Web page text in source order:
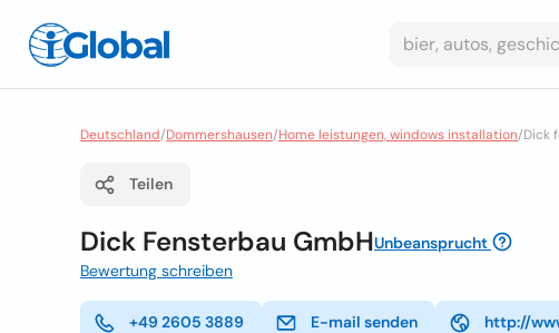
Deutschland/Dommershausen/Home leistungen, windows installation/Dick
Teilen
Dick Fensterbau GmbHUnbeansprucht
Bewertung schreiben
+49 2605 3889 E-mail senden http://